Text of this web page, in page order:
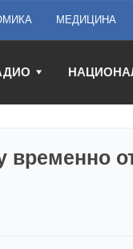
МЕДИЦИНА
временно